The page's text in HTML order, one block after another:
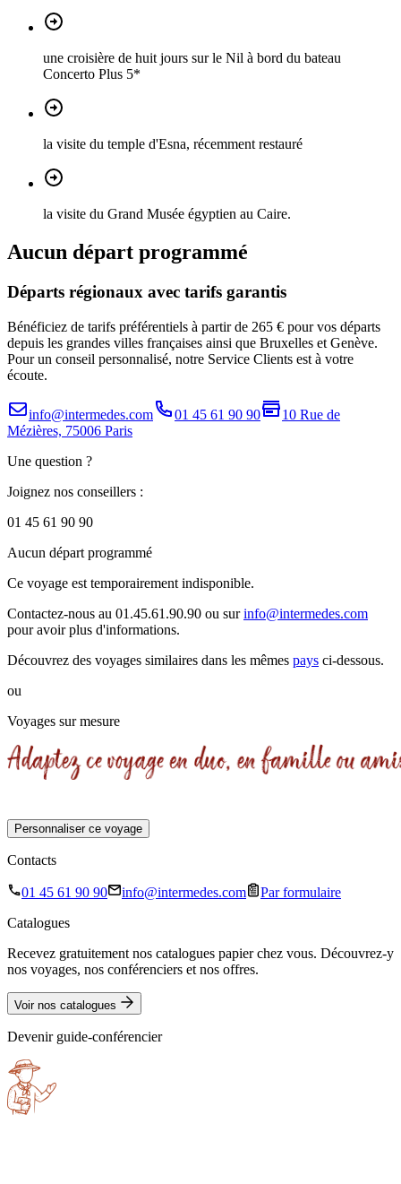
une croisière de huit jours sur le Nil à bord du bateau
Concerto Plus 5*
la visite du temple d'Esna, récemment restauré
la visite du Grand Musée égyptien au Caire.
Aucun départ programmé
Départs régionaux avec tarifs garantis
Bénéficiez de tarifs préférentiels à partir de 265 € pour vos départs
depuis les grandes villes françaises ainsi que Bruxelles et Genève.
Pour un conseil personnalisé, notre Service Clients est à votre
écoute.
info@intermedes.com 01 45 61 90 90
10 Rue de
Mézières, 75006 Paris
Une question ?
Joignez nos conseillers :
01 45 61 90 90
Aucun départ programmé
Ce voyage est temporairement indisponible.
Contactez-nous au 01.45.61.90.90 ou surinfo@intermedes.com
pour avoir plus d'informations.
Découvrez des voyages similaires dans les mêmes pays ci-dessous.
ou
Voyages sur mesure
Personnaliser ce voyage
Contacts
01 45 61 90 90 info@intermedes.com
Par formulaire
Catalogues
Recevez gratuitement nos catalogues papier chez vous. Découvrez-y
nos voyages, nos conférenciers et nos offres.
Voir nos catalogues
Devenir guide-conférencier